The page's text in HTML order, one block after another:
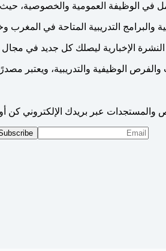
الوظيفة العمومية والخصوصية،
التدريبية المتاحة في المغرب
الإخبارية ليصلك كل جديد في
الوظيفية والتدريبية، ويعتبر
والمستجدات عبر بريدك الإلكتروني كن